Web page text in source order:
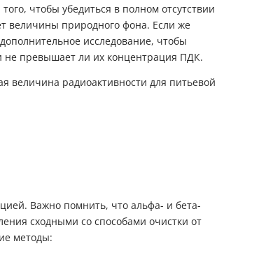
чтобы убедиться в полном отсутствии
величины природного фона. Если же
исследование, чтобы
не превышает ли их концентрация ПДК.
величина радиоактивности для питьевой
Важно помнить, что альфа- и бета-
сходными со способами очистки от
методы: